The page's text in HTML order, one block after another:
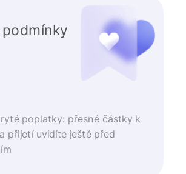
poplatky: přesné částky k
přijetí uvidíte ještě před